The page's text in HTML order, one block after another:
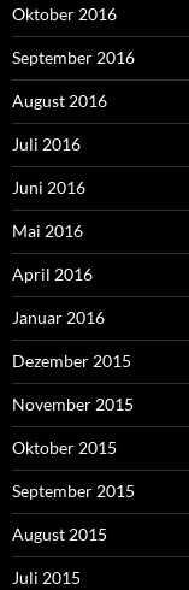
Oktober 2016
September 2016
August 2016
Juli 2016
Juni 2016
Mai 2016
April 2016
Januar 2016
Dezember 2015
November 2015
Oktober 2015
September 2015
August 2015
Juli 2015